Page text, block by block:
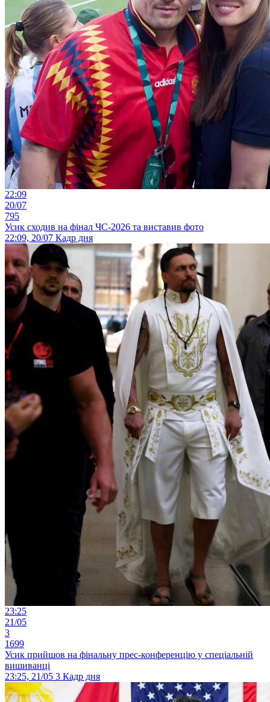
22:09
20/07
795
Усик сходив на фінал ЧС-2026 та виставив фото
22:09, 20/07 Кадр дня
23:25
21/05
3
1699
Усик прийшов на фінальну прес-конференцію у спеціальній
вишиванці
23:25, 21/05 3 Кадр дня